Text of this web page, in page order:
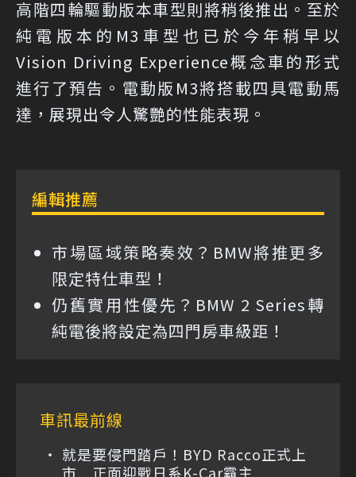
高階四輪驅動版本車型則將稍後推出。至於
純電版本的M3車型也已於今年稍早以
Vision Driving Experience概念車的形式
進行了預告。電動版M3將搭載四具電動馬
達，展現出令人驚艷的性能表現。
編輯推薦
市場區域策略奏效？BMW將推更多
限定特仕車型！
仍舊實用性優先？BMW 2 Series轉
純電後將設定為四門房車級距！
車訊最前線
就是要侵門踏戶！BYD Racco正式上
市 正面迎戰日系K-Car霸主